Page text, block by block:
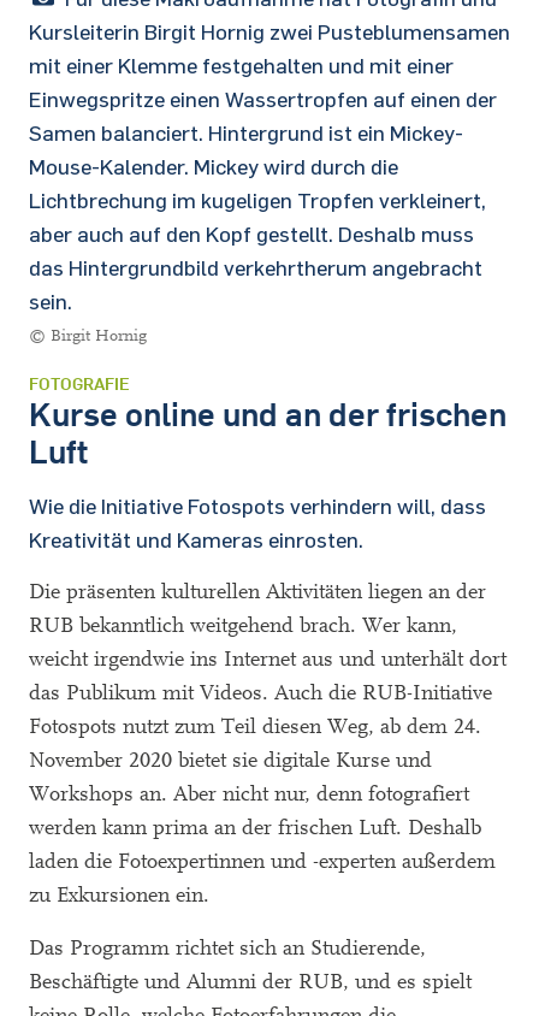
Kursleiterin Birgit Hornig zwei Pusteblumensamen
mit einer Klemme festgehalten und mit einer
Einwegspritze einen Wassertropfen auf einen der
Samen balanciert. Hintergrund ist ein Mickey-
Mouse-Kalender. Mickey wird durch die
Lichtbrechung im kugeligen Tropfen verkleinert,
aber auch auf den Kopf gestellt. Deshalb muss
das Hintergrundbild verkehrtherum angebracht
sein.
© Birgit Hornig
FOTOGRAFIE
Kurse online und an der frischen
Luft
Wie die Initiative Fotospots verhindern will, dass
Kreativität und Kameras einrosten.
Die präsenten kulturellen Aktivitäten liegen an der
RUB bekanntlich weitgehend brach. Wer kann,
weicht irgendwie ins Internet aus und unterhält dort
das Publikum mit Videos. Auch die RUB-Initiative
Fotospots nutzt zum Teil diesen Weg, ab dem 24.
November 2020 bietet sie digitale Kurse und
Workshops an. Aber nicht nur, denn fotografiert
werden kann prima an der frischen Luft. Deshalb
laden die Fotoexpertinnen und -experten außerdem
zu Exkursionen ein.
Das Programm richtet sich an Studierende,
Beschäftigte und Alumni der RUB, und es spielt